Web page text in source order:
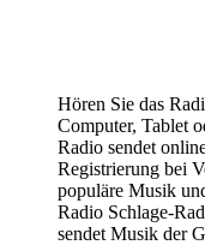
Hören Sie das
Computer, Tablet
Radio sendet
Registrierung bei
populäre Musik
Radio Schlage-
sendet Musik der